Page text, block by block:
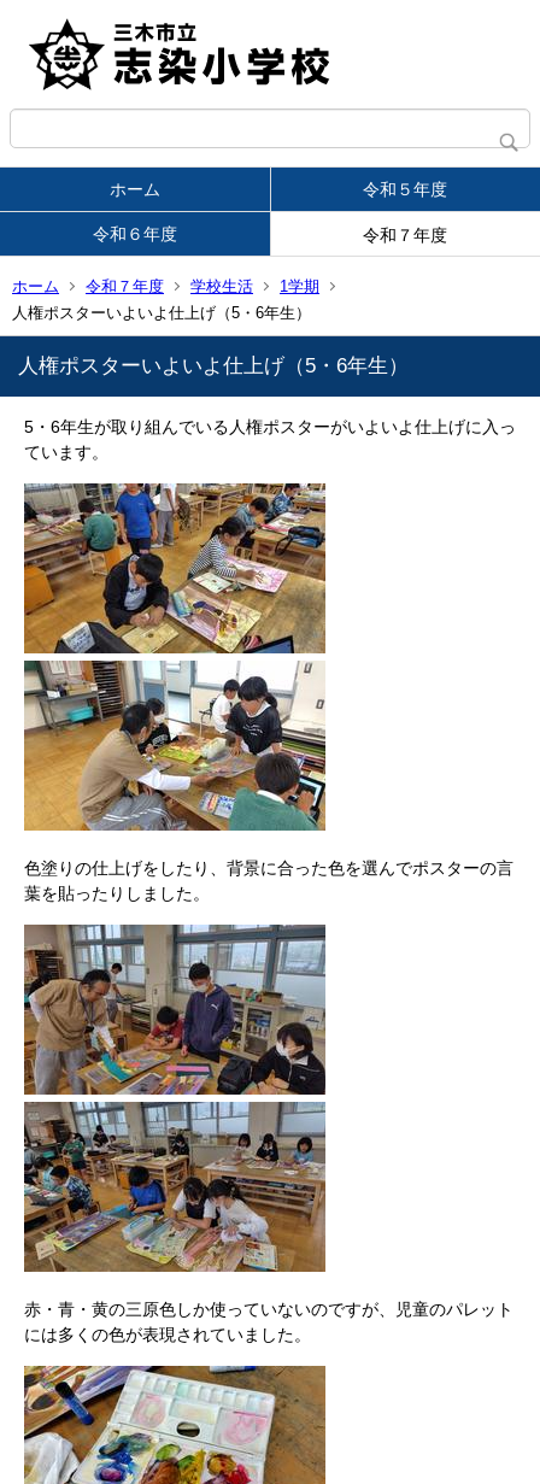
ホーム 令和５年度
令和６年度 令和７年度
ホーム 令和７年度 学校生活
1学期
人権ポスターいよいよ仕上げ（5・6年生）
人権ポスターいよいよ仕上げ（5・6年生）
5・6年生が取り組んでいる人権ポスターがいよいよ仕上げに入っ
ています。
色塗りの仕上げをしたり、背景に合った色を選んでポスターの言
葉を貼ったりしました。
赤・青・黄の三原色しか使っていないのですが、児童のパレット
には多くの色が表現されていました。